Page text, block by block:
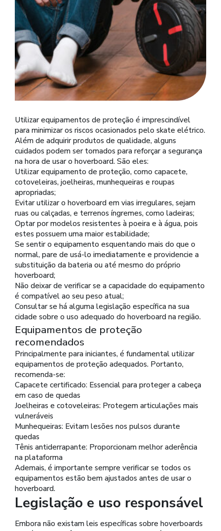
Utilizar equipamentos de proteção é imprescindível
para minimizar os riscos ocasionados pelo skate elétrico.
Além de adquirir produtos de qualidade, alguns
cuidados podem ser tomados para reforçar a segurança
na hora de usar o hoverboard. São eles:
Utilizar equipamento de proteção, como capacete,
cotoveleiras, joelheiras, munhequeiras e roupas
apropriadas;
Evitar utilizar o hoverboard em vias irregulares, sejam
ruas ou calçadas, e terrenos íngremes, como ladeiras;
Optar por modelos resistentes à poeira e à água, pois
estes possuem uma maior estabilidade;
Se sentir o equipamento esquentando mais do que o
normal, pare de usá-lo imediatamente e providencie a
substituição da bateria ou até mesmo do próprio
hoverboard;
Não deixar de verificar se a capacidade do equipamento
é compatível ao seu peso atual;
Consultar se há alguma legislação específica na sua
cidade sobre o uso adequado do hoverboard na região.
Equipamentos de proteção
recomendados
Principalmente para iniciantes, é fundamental utilizar
equipamentos de proteção adequados. Portanto,
recomenda-se:
Capacete certificado: Essencial para proteger a cabeça
em caso de quedas
Joelheiras e cotoveleiras: Protegem articulações mais
vulneráveis
Munhequeiras: Evitam lesões nos pulsos durante
quedas
Tênis antiderrapante: Proporcionam melhor aderência
na plataforma
Ademais, é importante sempre verificar se todos os
equipamentos estão bem ajustados antes de usar o
hoverboard.
Legislação e uso responsável
Embora não existam leis específicas sobre hoverboards